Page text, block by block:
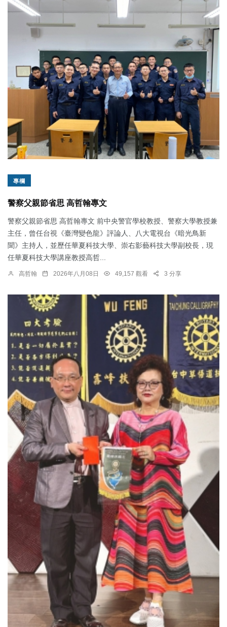
專欄
警察父親節省思 高哲翰專文
警察父親節省思 高哲翰專文 前中央警官學校教授、警察大學教授兼
主任，曾任台視《臺灣變色龍》評論人、八大電視台《暗光鳥新
聞》主持人，並歷任華夏科技大學、崇右影藝科技大學副校長，現
任華夏科技大學講座教授高哲...
高哲翰 2026年八月08日 49,157 觀看 3 分享